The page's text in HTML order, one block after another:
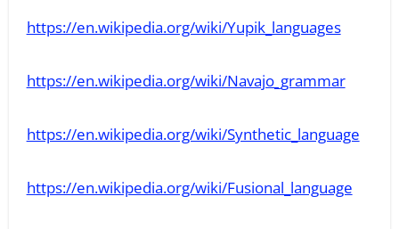
https://en.wikipedia.org/wiki/Yupik_languages
https://en.wikipedia.org/wiki/Navajo_grammar
https://en.wikipedia.org/wiki/Synthetic_language
https://en.wikipedia.org/wiki/Fusional_language